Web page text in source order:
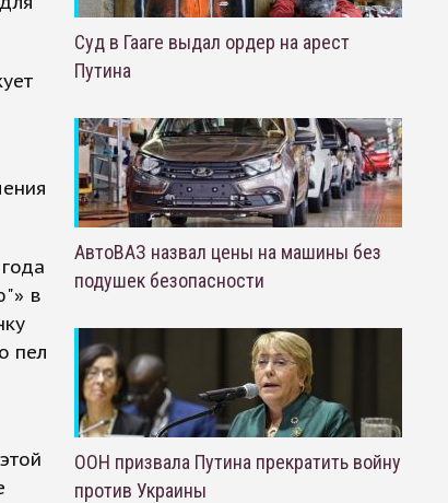
в
пел
Суд в Гааге выдал ордер на арест
Путина
АвтоВАЗ назвал цены на машины без
подушек безопасности
ООН призвала Путина прекратить войну
против Украины